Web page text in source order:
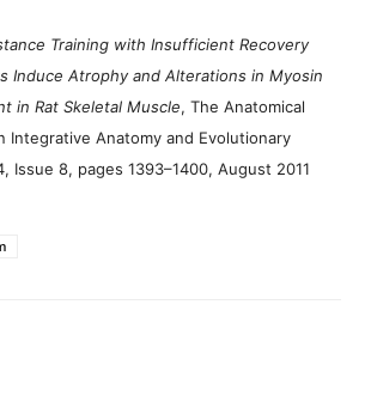
Training with Insufficient Recovery
Induce Atrophy and Alterations in Myosin
in Rat Skeletal Muscle, The Anatomical
Integrative Anatomy and Evolutionary
Issue 8, pages 1393–1400, August 2011